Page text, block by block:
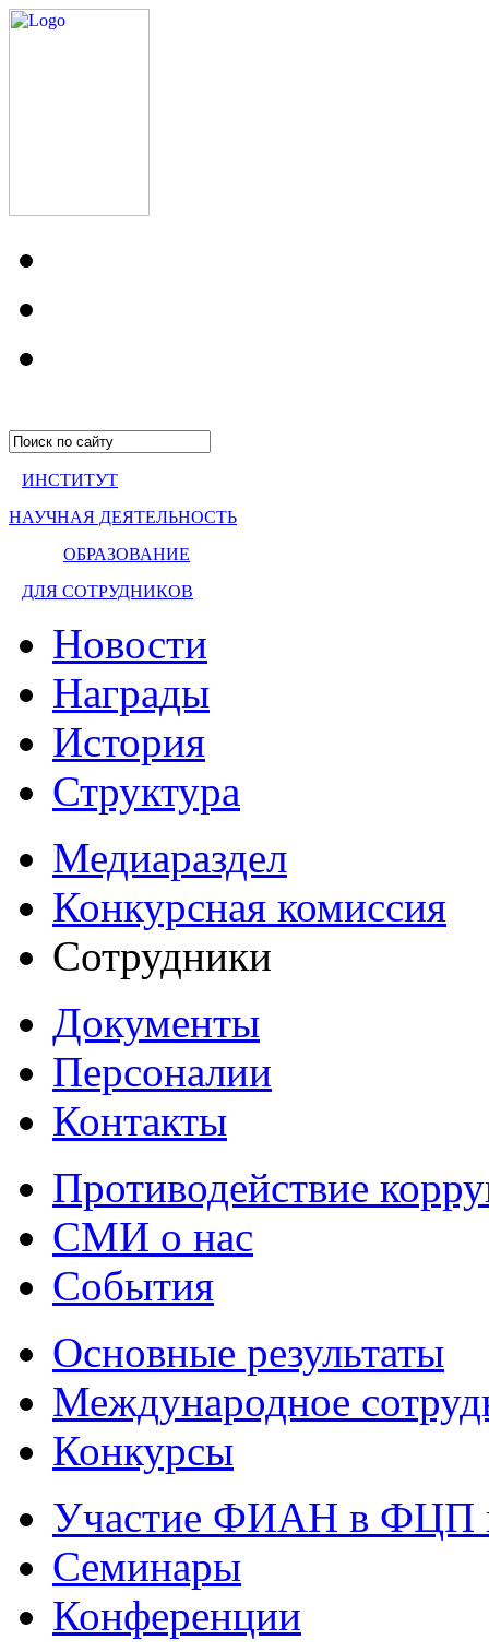
ИНСТИТУТ
НАУЧНАЯ ДЕЯТЕЛЬНОСТЬ
ОБРАЗОВАНИЕ
ДЛЯ СОТРУДНИКОВ
Новости
Награды
История
Структура
Медиараздел
Конкурсная комиссия
Сотрудники
Документы
Персоналии
Контакты
Противодействие
СМИ о нас
События
Основные результаты
Международное
Конкурсы
Участие ФИАН в ФЦП
Семинары
Конференции